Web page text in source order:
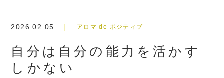
2026.02.05 アロマ de ポジティブ
自分は自分の能力を活かす
しかない